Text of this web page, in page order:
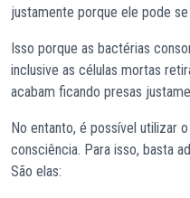
justamente porque ele pode
Isso porque as bactérias
inclusive as células mortas
acabam ficando presas
No entanto, é possível utilizar
consciência. Para isso, basta
São elas: